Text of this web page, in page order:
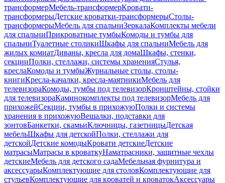
трансформерМебель-трансформерКровати-
трансформерыДетские кроватки-трансформерыСтолы-
трансформерыМебель для спальниЗеркалаКомплекты мебели
для спальниПрикроватные тумбыКомоды и тумбы для
спальниТуалетные столикиШкафы для спальниМебель для
жилых комнатДиваны, кресла для домаШкафы, стенки,
секцииПолки, стеллажи, системы храненияСтулья,
креслаКомоды и тумбыЖурнальные столы, столы-
книгиКресла-качалки, кресла-маятникиМебель для
телевизораКомоды, тумбы под телевизорКронштейны, стойки
для телевизораКаминокомплекты под телевизорМебель для
прихожейСекции, тумбы в прихожуюПолки и системы
хранения в прихожуюВешалки, подставки для
зонтовБанкетки, скамьиКлючницы, газетницыДетская
мебельШкафы для детскойПолки, стеллажи для
детскойДетские комодыКровати детскиеДетские
матрасыМатрасы в кроваткуНаматрасники, защитные чехлы
детскиеМебель для детского садаМебельная фурнитура и
аксессуарыКомплектующие для столовКомплектующие для
стульевКомплектующие для кроватей и кроватокАксессуары